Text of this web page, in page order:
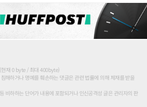
현재 0 byte / 최대 400byte)
해하거나 명예를 훼손하는 댓글은 관련 법률에 의해 제재를 받을
비하하는 단어가 내용에 포함되거나 인신공격성 글은 관리자의 판